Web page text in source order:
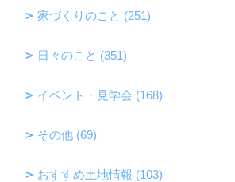
家づくりのこと (251)
日々のこと (351)
イベント・見学会 (168)
その他 (69)
おすすめ土地情報 (103)